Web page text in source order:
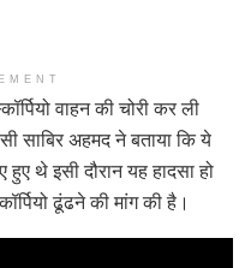
वाहन की चोरी कर ली
साबिर अहमद ने बताया कि ये
थे इसी दौरान यह हादसा हो
ढूंढने की मांग की है।